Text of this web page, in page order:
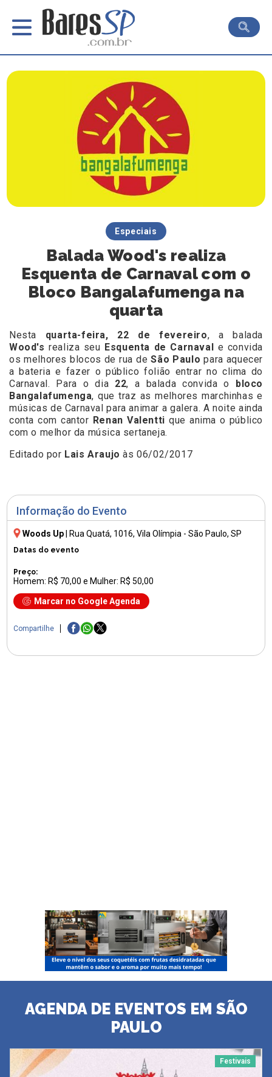
Informação do Evento
Woods Up Rua Quatá, 1016, Vila Olímpia - São Paulo, SP
Datas do evento
Preço:
Homem: R$ 70,00 e Mulher: R$ 50,00
Marcar no Google Agenda
Compartilhe
Especiais
Balada Wood's realiza
Esquenta de Carnaval com o
Bloco Bangalafumenga na
quarta
Nesta quarta-feira, 22 de fevereiro, a balada
Wood's realiza seu Esquenta de Carnaval
e convida
os melhores blocos de rua deSão Paulo para aquecer
a bateria e fazer o público folião entrar no clima do
Carnaval. Para o dia 22, a balada convida o
bloco
Bangalafumenga, que traz as melhores marchinhas e
músicas de Carnaval para animar a galera. A noite ainda
conta com cantor Renan Valentti que anima o público
com o melhor da música sertaneja.
Editado por Lais Araujo às 06/02/2017
AGENDA DE EVENTOS EM SÃO
PAULO
Festivais